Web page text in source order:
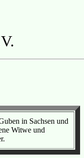
in Sachsen und
Witwe und